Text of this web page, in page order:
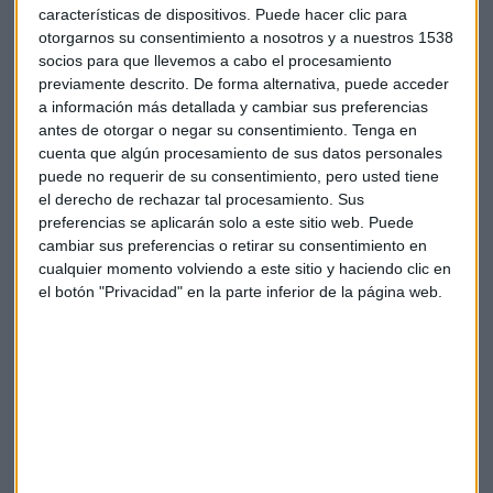
características de dispositivos. Puede hacer clic para
otorgarnos su consentimiento a nosotros y a nuestros 1538
socios para que llevemos a cabo el procesamiento
previamente descrito. De forma alternativa, puede acceder
a información más detallada y cambiar sus preferencias
antes de otorgar o negar su consentimiento. Tenga en
cuenta que algún procesamiento de sus datos personales
puede no requerir de su consentimiento, pero usted tiene
el derecho de rechazar tal procesamiento. Sus
preferencias se aplicarán solo a este sitio web. Puede
cambiar sus preferencias o retirar su consentimiento en
cualquier momento volviendo a este sitio y haciendo clic en
el botón "Privacidad" en la parte inferior de la página web.
devaluación del peso mexicano y el chileno.
Suscríbete a nuestros boletines
Te enviaremos las noticias más importantes del día